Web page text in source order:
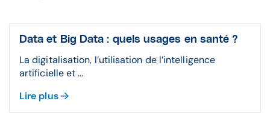
Data et Big Data : quels usages en santé ?
La digitalisation, l’utilisation de l’intelligence
artificielle et ...
Lire plus